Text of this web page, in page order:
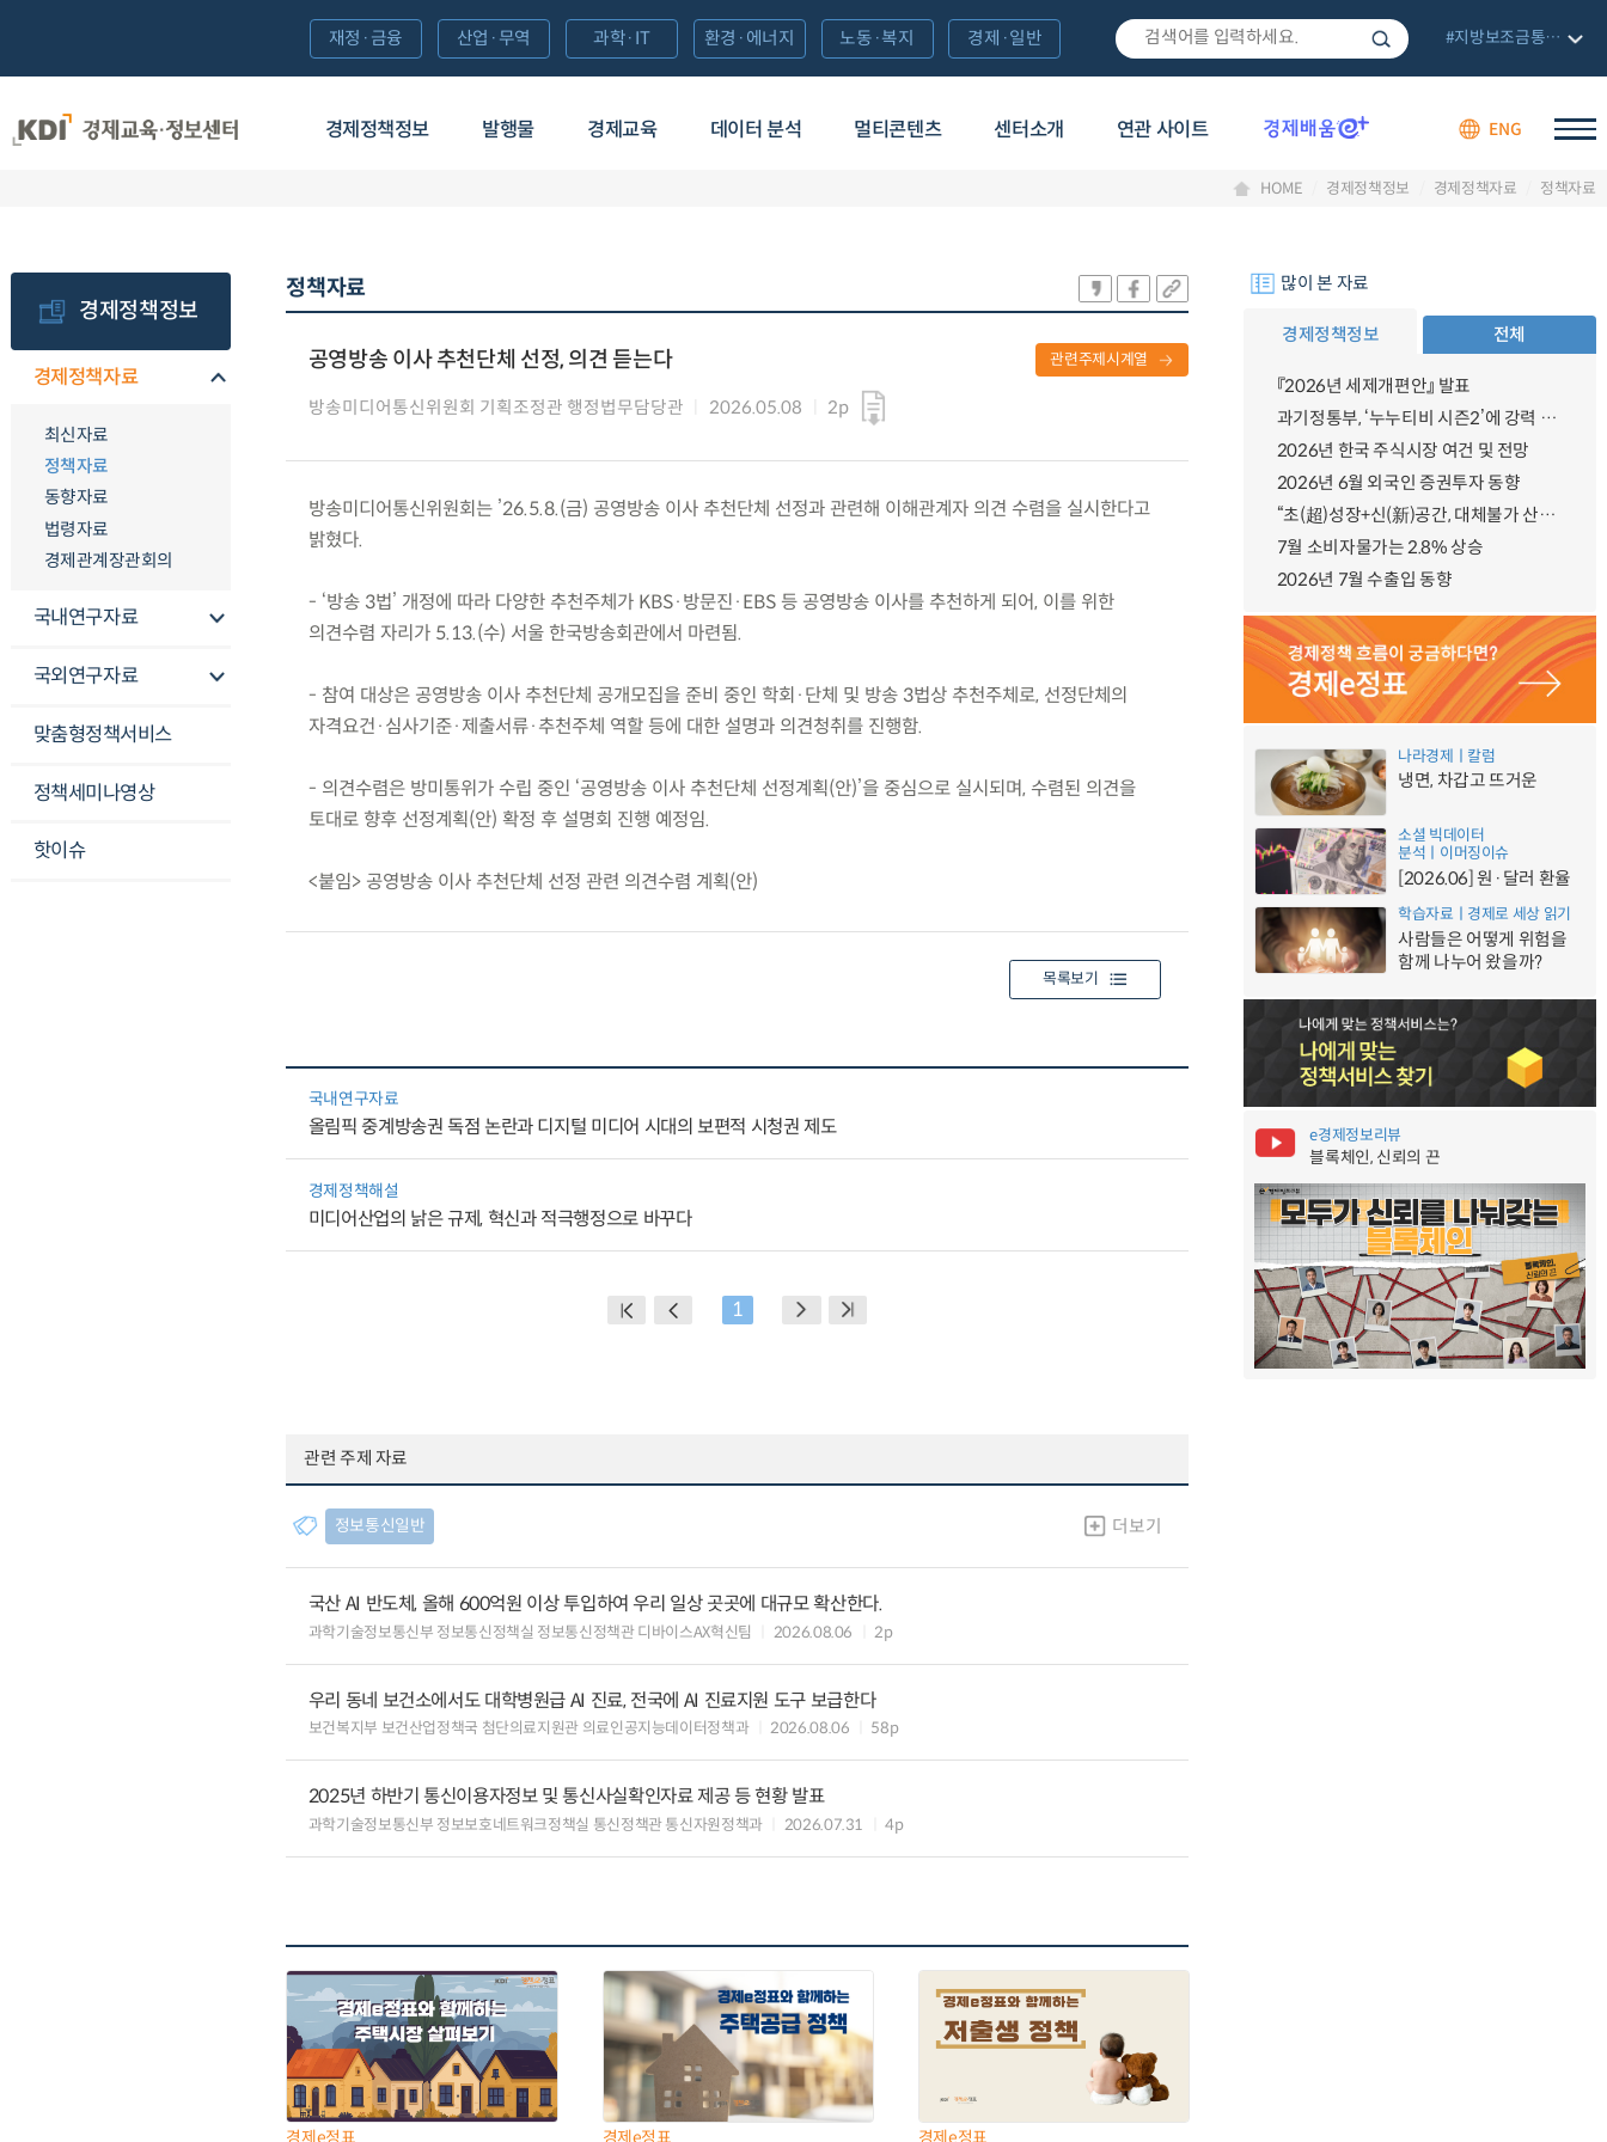
경제정책정보 발행물 경제교육 데이터 분석 멀티콘텐츠 센터소개 연관 사이트 ENG
재정·금융 산업·무역 과학·IT 환경·에너지 노동·복지 경제·일반 #지방보조금통합관리망
HOME 경제정책정보 경제정책자료 정책자료
경제정책정보
경제정책자료
최신자료
정책자료
동향자료
법령자료
경제관계장관회의
국내연구자료
국외연구자료
맞춤형정책서비스
정책세미나영상
핫이슈
정책자료
공영방송 이사 추천단체 선정, 의견 듣는다
방송미디어통신위원회 기획조정관 행정법무담당관 2026.05.08 2p
관련주제시계열
방송미디어통신위원회는 ’26.5.8.(금) 공영방송 이사 추천단체 선정과 관련해 이해관계자 의견 수렴을 실시한다고
밝혔다.
- ‘방송 3법’ 개정에 따라 다양한 추천주체가 KBS·방문진·EBS 등 공영방송 이사를 추천하게 되어, 이를 위한
의견수렴 자리가 5.13.(수) 서울 한국방송회관에서 마련됨.
- 참여 대상은 공영방송 이사 추천단체 공개모집을 준비 중인 학회·단체 및 방송 3법상 추천주체로, 선정단체의
자격요건·심사기준·제출서류·추천주체 역할 등에 대한 설명과 의견청취를 진행함.
- 의견수렴은 방미통위가 수립 중인 ‘공영방송 이사 추천단체 선정계획(안)’을 중심으로 실시되며, 수렴된 의견을
토대로 향후 선정계획(안) 확정 후 설명회 진행 예정임.
<붙임> 공영방송 이사 추천단체 선정 관련 의견수렴 계획(안)
목록보기
국내연구자료
올림픽 중계방송권 독점 논란과 디지털 미디어 시대의 보편적 시청권 제도
경제정책해설
미디어산업의 낡은 규제, 혁신과 적극행정으로 바꾸다
1
관련 주제 자료
정보통신일반 더보기
국산 AI 반도체, 올해 600억원 이상 투입하여 우리 일상 곳곳에 대규모 확산한다.
과학기술정보통신부 정보통신정책실 정보통신정책관 디바이스AX혁신팀 2026.08.06 2p
우리 동네 보건소에서도 대학병원급 AI 진료, 전국에 AI 진료지원 도구 보급한다
보건복지부 보건산업정책국 첨단의료지원관 의료인공지능데이터정책과 2026.08.06 58p
2025년 하반기 통신이용자정보 및 통신사실확인자료 제공 등 현황 발표
과학기술정보통신부 정보보호네트워크정책실 통신정책관 통신자원정책과 2026.07.31 4p
많이 본 자료
경제정책정보 전체
『2026년 세제개편안』 발표
과기정통부, ‘누누티비 시즌2’에 강력 대응 의지 밝혀
2026년 한국 주식시장 여건 및 전망
2026년 6월 외국인 증권투자 동향
“초(超)성장+신(新)공간, 대체불가 산업강국”
7월 소비자물가는 2.8% 상승
2026년 7월 수출입 동향
나라경제ㅣ칼럼
냉면, 차갑고 뜨거운
소셜 빅데이터
분석ㅣ이머징이슈
[2026.06] 원·달러 환율
학습자료ㅣ경제로 세상 읽기
사람들은 어떻게 위험을
함께 나누어 왔을까?
e경제정보리뷰
블록체인, 신뢰의 끈